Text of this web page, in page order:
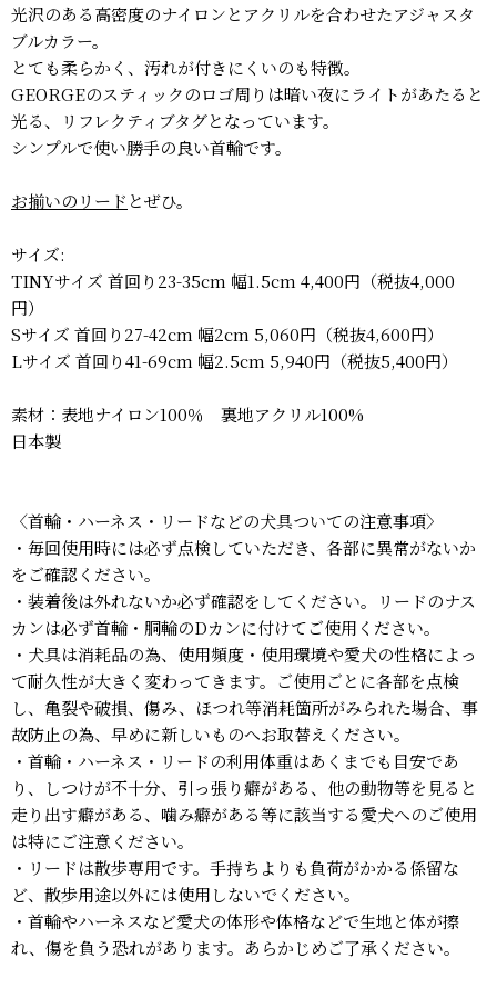
光沢のある高密度のナイロンとアクリルを合わせたアジャスタ
ブルカラー。
とても柔らかく、汚れが付きにくいのも特徴。
GEORGEのスティックのロゴ周りは暗い夜にライトがあたると
光る、リフレクティブタグとなっています。
シンプルで使い勝手の良い首輪です。
お揃いのリード とぜひ。
サイズ:
TINYサイズ 首回り23-35cm 幅1.5cm 4,400円（税抜4,000
円）
Sサイズ 首回り27-42cm 幅2cm 5,060円（税抜4,600円）
Lサイズ 首回り41-69cm 幅2.5cm 5,940円（税抜5,400円）
素材：表地ナイロン100％ 裏地アクリル100%
日本製
〈首輪・ハーネス・リードなどの犬具ついての注意事項〉
・毎回使用時には必ず点検していただき、各部に異常がないか
をご確認ください。
・装着後は外れないか必ず確認をしてください。リードのナス
カンは必ず首輪・胴輪のDカンに付けてご使用ください。
・犬具は消耗品の為、使用頻度・使用環境や愛犬の性格によっ
て耐久性が大きく変わってきます。ご使用ごとに各部を点検
し、亀裂や破損、傷み、ほつれ等消耗箇所がみられた場合、事
故防止の為、早めに新しいものへお取替えください。
・首輪・ハーネス・リードの利用体重はあくまでも目安であ
り、しつけが不十分、引っ張り癖がある、他の動物等を見ると
走り出す癖がある、噛み癖がある等に該当する愛犬へのご使用
は特にご注意ください。
・リードは散歩専用です。手持ちよりも負荷がかかる係留な
ど、散歩用途以外には使用しないでください。
・首輪やハーネスなど愛犬の体形や体格などで生地と体が擦
れ、傷を負う恐れがあります。あらかじめご了承ください。